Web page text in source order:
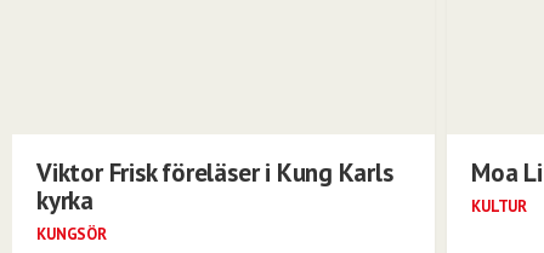
Viktor Frisk föreläser i Kung Karls
kyrka
KUNGSÖR
Moa
KULTUR